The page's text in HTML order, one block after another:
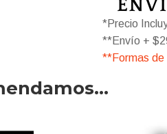
*Precio
**Envío +
**Formas de